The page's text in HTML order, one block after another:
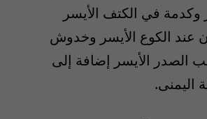
في الكتف الأيسر
الكوع الأيسر وخدوش
الصدر الأيسر إضافة إلى
اليمنى.